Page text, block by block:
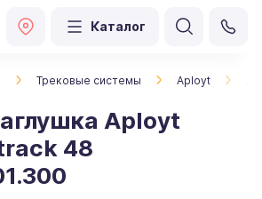
Каталог
Трековые системы Aployt
Aployt
48